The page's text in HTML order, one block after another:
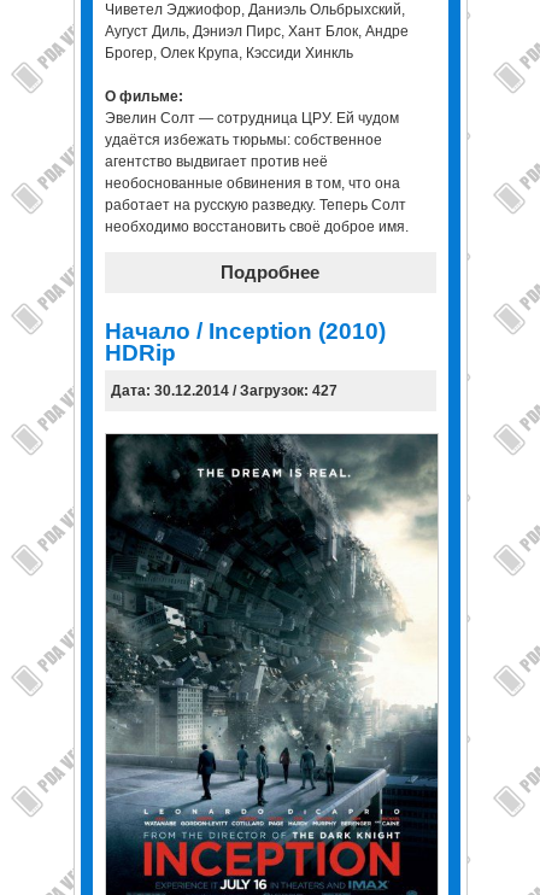
Чиветел Эджиофор, Даниэль Ольбрыхский,
Аугуст Диль, Дэниэл Пирс, Хант Блок, Андре
Брогер, Олек Крупа, Кэссиди Хинкль
О фильме:
Эвелин Солт — сотрудница ЦРУ. Ей чудом
удаётся избежать тюрьмы: собственное
агентство выдвигает против неё
необоснованные обвинения в том, что она
работает на русскую разведку. Теперь Солт
необходимо восстановить своё доброе имя.
Подробнее
Начало / Inception (2010)
HDRip
Дата: 30.12.2014 / Загрузок: 427